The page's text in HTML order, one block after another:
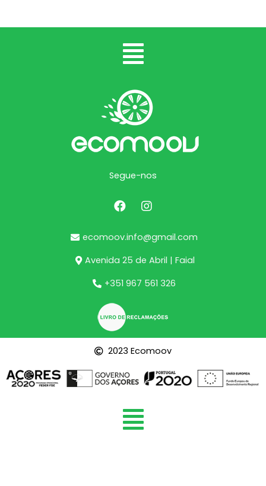
Segue-nos
ecomoov.info@gmail.com
Avenida 25 de Abril | Faial
+351 967 561 326
2023 Ecomoov